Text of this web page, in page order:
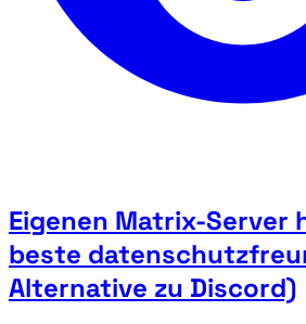
Eigenen Matrix-Server
beste
Alternative zu Discord)